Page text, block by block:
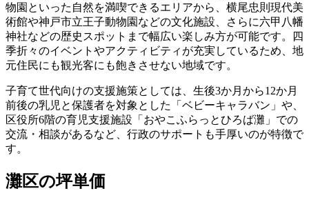
物園といった自然を満喫できるエリアから、横尾忠則現代美
術館や神戸市立王子動物園などの文化施設、さらに六甲八幡
神社などの歴史スポットまで幅広い楽しみ方が可能です。四
季折々のイベントやアクティビティが充実しているため、地
元住民にも観光客にも飽きさせない地域です。
子育て世代向けの支援施策としては、生後3か月から12か月
前後の乳児と保護者を対象とした「ベビーキャラバン」や、
区役所6階の育児支援施設「おやこふらっとひろば灘」での
交流・相談があるなど、行政のサポートも手厚いのが特徴で
す。
灘区の坪単価